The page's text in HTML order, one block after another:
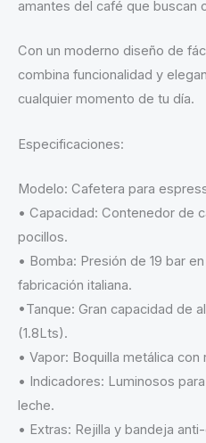
amantes del café que buscan
Con un moderno diseño de
combina funcionalidad y
cualquier momento de tu día.
Especificaciones:
Modelo: Cafetera para
• Capacidad: Contenedor de
pocillos.
• Bomba: Presión de 19 bar
fabricación italiana.
•Tanque: Gran capacidad de
(1.8Lts).
• Vapor: Boquilla metálica
• Indicadores: Luminosos
leche.
• Extras: Rejilla y bandeja